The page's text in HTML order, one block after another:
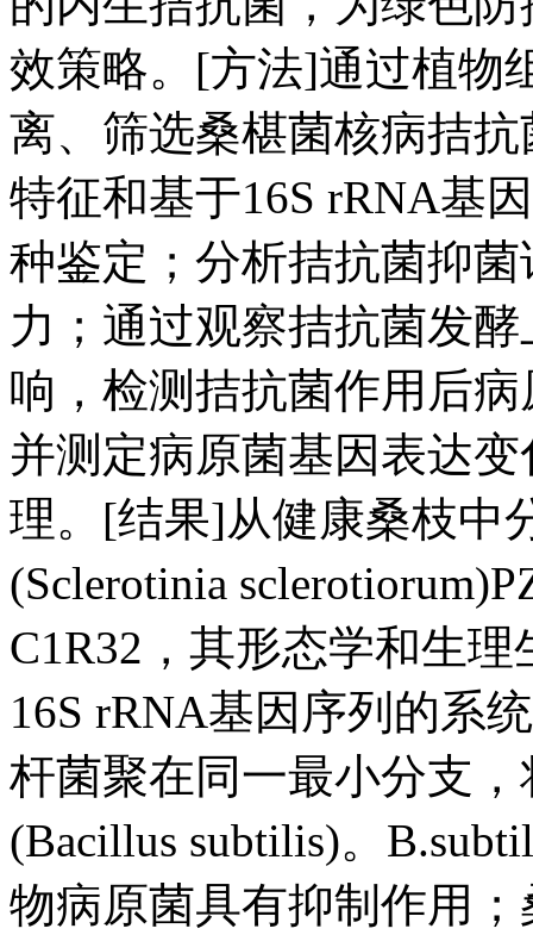
效策略。[方法]通过植物
离、筛选桑椹菌核病拮
特征和基于16S rRNA基
种鉴定；分析拮抗菌抑
力；通过观察拮抗菌发
响，检测拮抗菌作用后
并测定病原菌基因表达
理。[结果]从健康桑枝中
(Sclerotinia
C1R32，其形态学和生
16S rRNA基因序列的系
杆菌聚在同一最小分支
(Bacillus subtilis)。
物病原菌具有抑制作用